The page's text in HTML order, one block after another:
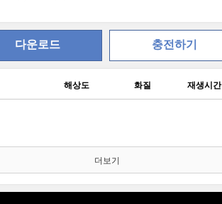
다운로드 충전하기
해상도 화질 재생시간
더보기